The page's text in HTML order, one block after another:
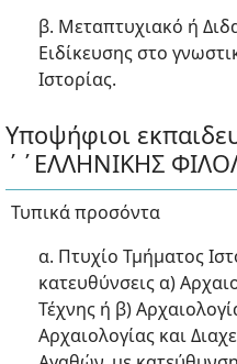
β. Μεταπτυχιακό ή
Ειδίκευσης στο
Ιστορίας.
Υποψήφιοι
΄΄ΕΛΛΗΝΙΚΗΣ
Τυπικά προσόντα
α. Πτυχίο Τμήματος
κατευθύνσεις α)
Τέχνης ή β)
Αρχαιολογίας και